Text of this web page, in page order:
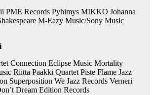
PME Records Pyhimys MIKKO Johanna
M-Eazy Music/Sony Music
Connection Eclipse Music Mortality
Riitta Paakki Quartet Piste Flame Jazz
Superposition We Jazz Records Verneri
Dream Edition Records